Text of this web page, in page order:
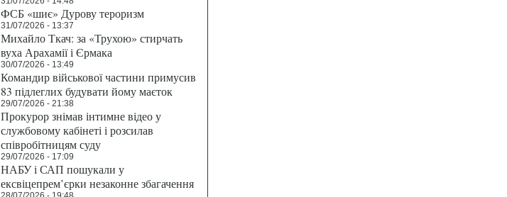
ФСБ «шиє» Дурову тероризм
31/07/2026 - 13:37
Михайло Ткач: за «Трухою» стирчать
вуха Арахамії і Єрмака
30/07/2026 - 13:49
Командир військової частини примусив
83 підлеглих будувати йому маєток
29/07/2026 - 21:38
Прокурор знімав інтимне відео у
службовому кабінеті і розсилав
співробітницям суду
29/07/2026 - 17:09
НАБУ і САП пошукали у
ексвіцепрем’єрки незаконне збагачення